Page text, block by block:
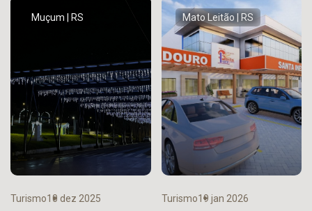
Muçum | RS
Turismo10 dez 2025
Mato Leitão | RS
Turismo19 jan 2026